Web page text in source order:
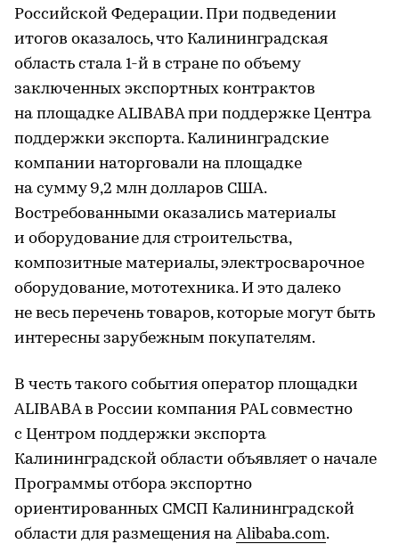
Российской Федерации. При подведении
итогов оказалось, что Калининградская
область стала 1-й в стране по объему
заключенных экспортных контрактов
на площадке ALIBABA при поддержке Центра
поддержки экспорта. Калининградские
компании наторговали на площадке
на сумму 9,2 млн долларов США.
Востребованными оказались материалы
и оборудование для строительства,
композитные материалы, электросварочное
оборудование, мототехника. И это далеко
не весь перечень товаров, которые могут быть
интересны зарубежным покупателям.
В честь такого события оператор площадки
ALIBABA в России компания PAL совместно
с Центром поддержки экспорта
Калининградской области объявляет о начале
Программы отбора экспортно
ориентированных СМСП Калининградской
области для размещения на Alibaba.com.